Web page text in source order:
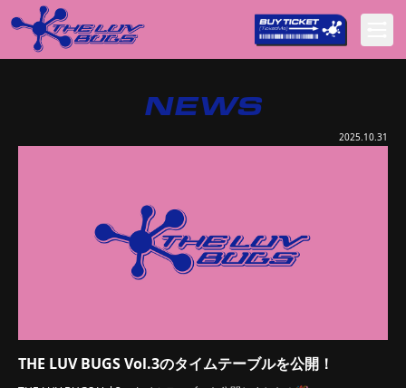
NEWS
2025.10.31
THE LUV BUGS Vol.3のタイムテーブルを公開！